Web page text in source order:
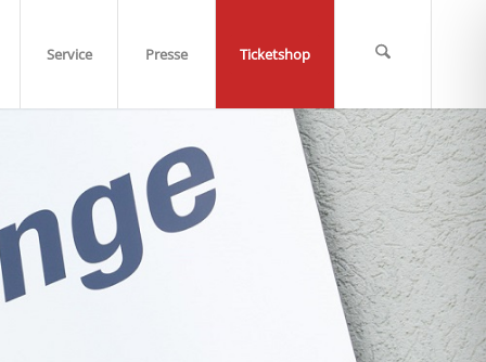
Service Presse Ticketshop